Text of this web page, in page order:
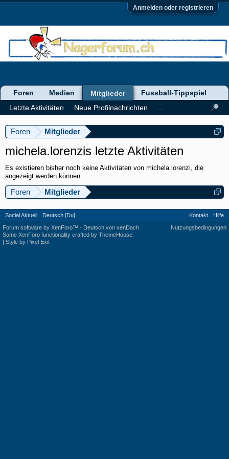
Anmelden oder registrieren
Foren Mitglieder
michela.lorenzis letzte Aktivitäten
Es existieren bisher noch keine Aktivitäten von michela.lorenzi, die
angezeigt werden können.
Foren Mitglieder
Foren Medien
Mitglieder
Letzte Aktivitäten
Neue Profilnachrichten
Fussball-Tippspiel
Social Aktuell Deutsch [Du] Kontakt
Hilfe
Nutzungsbedingungen
Forum software by XenForo™ - Deutsch von xenDach
Some XenForo functionality crafted by ThemeHouse
| Style by Pixel Exit